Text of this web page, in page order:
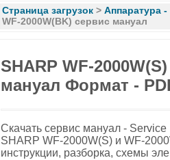
Страница загрузок > Аппаратура
WF-2000W(BK) сервис мануал
SHARP WF-
мануал Формат -
Скачать сервис мануал -
SHARP WF-2000W(S) и WF-
инструкции, разборка, схемы